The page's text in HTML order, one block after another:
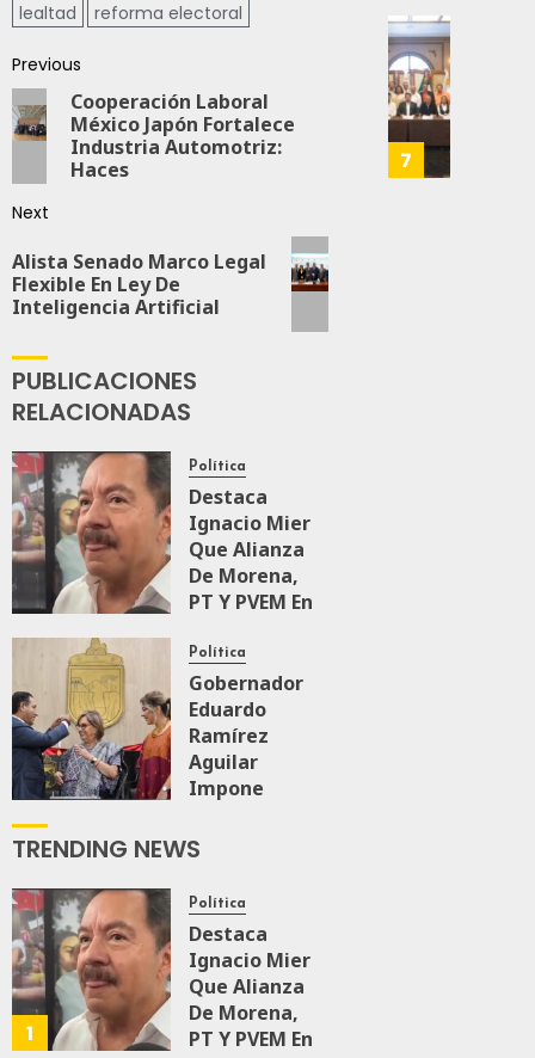
lealtad reforma electoral
Previous
Cooperación Laboral
México Japón Fortalece
Industria Automotriz:
Haces
Next
Alista Senado Marco Legal
Flexible En Ley De
Inteligencia Artificial
PUBLICACIONES
RELACIONADAS
Política
Destaca
Ignacio Mier
Que Alianza
De Morena,
PT Y PVEM En
Firme
AGOSTO 6, 2026
0
165
Política
Gobernador
Eduardo
Ramírez
Aguilar
Impone
“Rosario
A
Malú Mícher
AGOSTO 6, 2026
0
86
TRENDING NEWS
1
Política
Destaca
Ignacio Mier
Que Alianza
De Morena,
PT Y PVEM En
7